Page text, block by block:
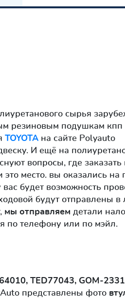
сырья
резиновым подушкам кпп
TOYOTA на сайте Polyauto
И ещё на
вопросы, где
место. вы оказались на
будет возможность
будут отправлены в
мы отправляем детали
по телефону или по мэйл.
TED77043, GOM-
представлены фото